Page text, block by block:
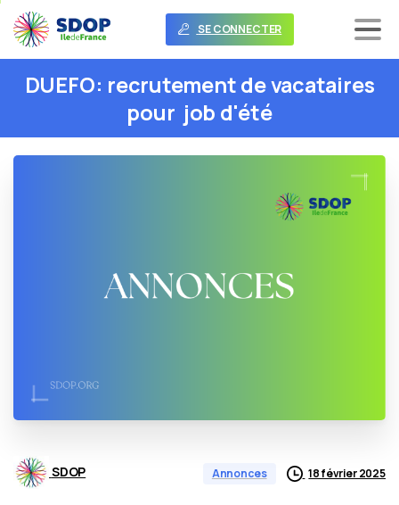
SE CONNECTER
DUEFO: recrutementdevacataires
pour job d'été
SDOP Annonces 18 février 2025